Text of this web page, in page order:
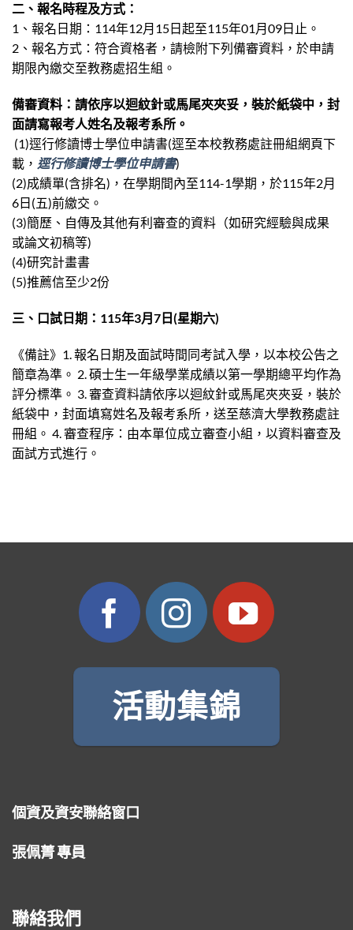
二、報名時程及方式：
1、報名日期：114年12月15日起至115年01月09日止。
2、報名方式：符合資格者，請檢附下列備審資料，於申請
期限內繳交至教務處招生組。
備審資料：請依序以迴紋針或馬尾夾夾妥，裝於紙袋中，封
面請寫報考人姓名及報考系所。
(1)逕行修讀博士學位申請書(逕至本校教務處註冊組網頁下
載， 逕行修讀博士學位申請書)
(2)成績單(含排名)，在學期間內至114-1學期，於115年2月
6日(五)前繳交。
(3)簡歷、自傳及其他有利審查的資料（如研究經驗與成果
或論文初稿等)
(4)研究計畫書
(5)推薦信至少2份
三、口試日期：115年3月7日(星期六)
《備註》1. 報名日期及面試時間同考試入學，以本校公告之
簡章為準。 2. 碩士生一年級學業成績以第一學期總平均作為
評分標準。 3. 審查資料請依序以迴紋針或馬尾夾夾妥，裝於
紙袋中，封面填寫姓名及報考系所，送至慈濟大學教務處註
冊組。 4. 審查程序：由本單位成立審查小組，以資料審查及
面試方式進行。
活動集錦
個資及資安聯絡窗口
張佩菁 專員
聯絡我們